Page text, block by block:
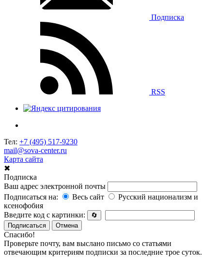
Подписка
RSS
Тел: +7 (495) 517-9230
mail@sova-center.ru
Карта сайта
✖
Подписка
Ваш адрес электронной почты
Подписаться на:
Весь сайт
Русский национализм и
ксенофобия
Введите код с картинки:
🔄
Подписаться
Отмена
Спасибо!
Проверьте почту, вам выслано письмо со статьями
отвечающим критериям подписки за последние трое суток.